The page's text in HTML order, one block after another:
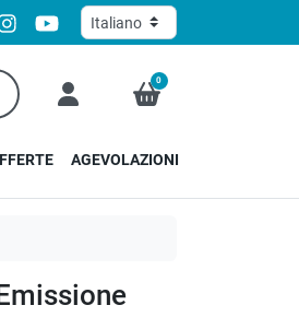
0
AGEVOLAZIONI